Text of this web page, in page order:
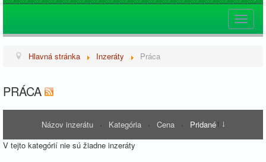
Toggle
Hlavná stránka Inzeráty Práca
PRÁCA
Názov inzerátu Kategória Cena
Pridané
V tejto kategórií nie sú žiadne inzeráty